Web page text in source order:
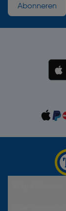
Abonneren